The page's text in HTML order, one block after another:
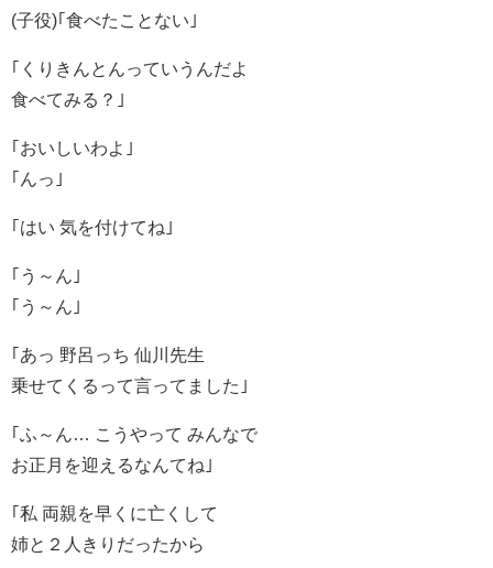
(子役)｢食べたことない｣
｢くりきんとんっていうんだよ
食べてみる？｣
｢おいしいわよ｣
｢んっ｣
｢はい 気を付けてね｣
｢う～ん｣
｢う～ん｣
｢あっ 野呂っち 仙川先生
乗せてくるって言ってました｣
｢ふ～ん… こうやって みんなで
お正月を迎えるなんてね｣
｢私 両親を早くに亡くして
姉と２人きりだったから